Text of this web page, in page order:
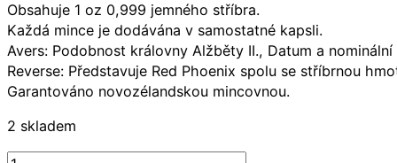
Obsahuje 1 oz 0,999 jemného stříbra.
Každá mince je dodávána v samostatné kapsli.
Avers: Podobnost královny Alžběty II., Datum a
Reverse: Představuje Red Phoenix spolu se stříbrnou
Garantováno novozélandskou mincovnou.
2 skladem